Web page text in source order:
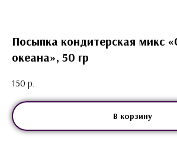
Посыпка кондитерская микс
океана», 50 гр
150 р.
В корзину